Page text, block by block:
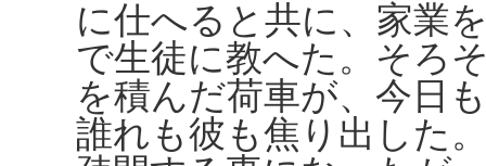
に仕へると共に、家業
で生徒に教へた。そろ
を積んだ荷車が、今日
誰れも彼も焦り出した